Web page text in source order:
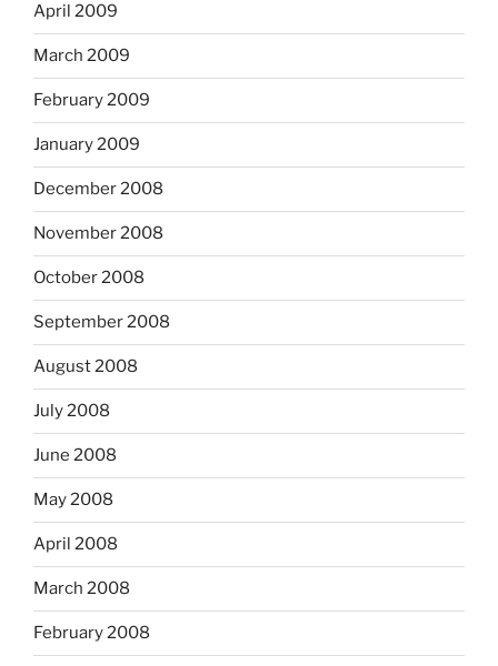
April 2009
March 2009
February 2009
January 2009
December 2008
November 2008
October 2008
September 2008
August 2008
July 2008
June 2008
May 2008
April 2008
March 2008
February 2008